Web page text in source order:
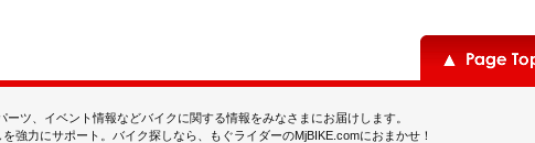
ツ、イベント情報などバイクに関する情報をみなさまにお届けします。
強力にサポート。バイク探しなら、もぐライダーのMjBIKE.comにおまかせ！